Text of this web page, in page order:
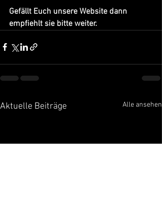
Gefällt Euch unsere Website dann
empfiehlt sie bitte weiter.
Aktuelle Beiträge Alle ansehen